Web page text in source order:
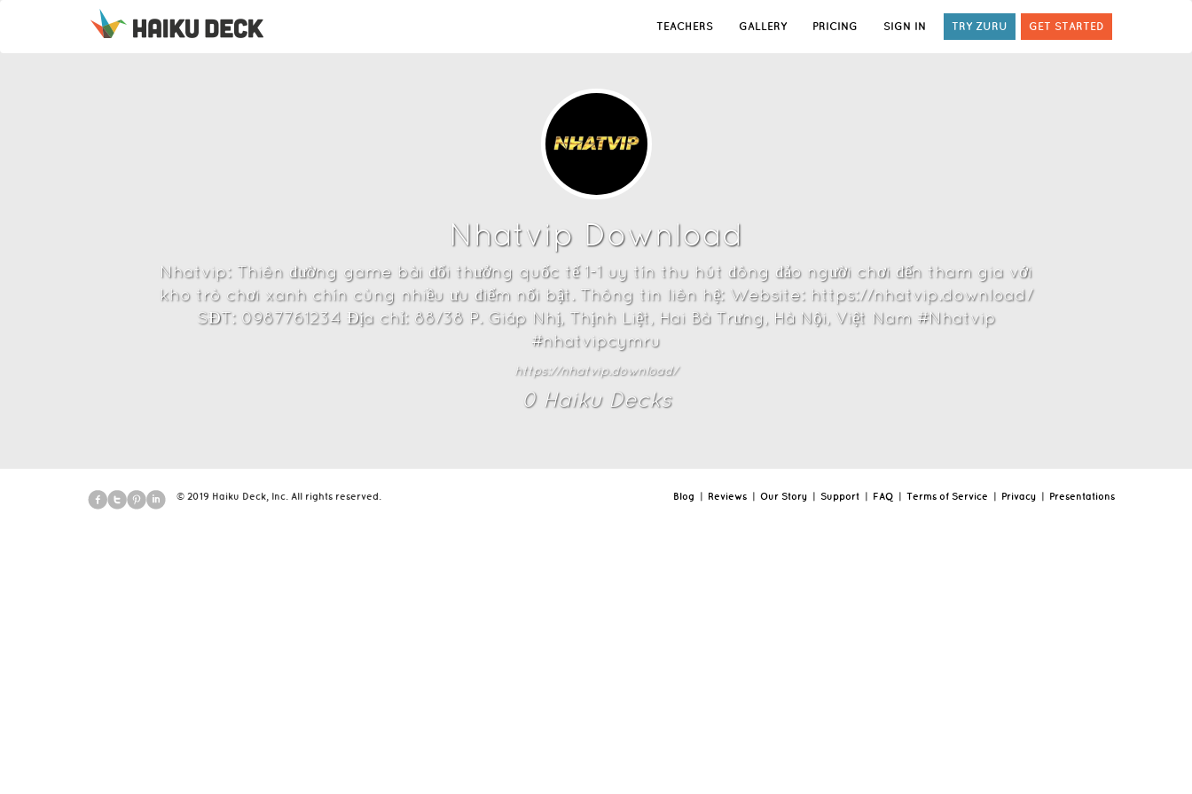
TEACHERS GALLERY PRICING SIGN IN TRY ZURU GET STARTED
Nhatvip Download
Nhatvip: Thiên đường game bài đổi thưởng quốc tế 1-1 uy tín thu hút đông đảo người chơi đến tham gia với
kho trò chơi xanh chín cùng nhiều ưu điểm nổi bật. Thông tin liên hệ: Website: https://nhatvip.download/
SĐT: 0987761234 Địa chỉ: 88/38 P. Giáp Nhị, Thịnh Liệt, Hai Bà Trưng, Hà Nội, Việt Nam #Nhatvip
#nhatvipcymru
https://nhatvip.download/
0Haiku Decks
© 2019 Haiku Deck, Inc. All rights reserved. Blog | Reviews | Our Story | Support | FAQ | Terms of Service | Privacy | Presentations